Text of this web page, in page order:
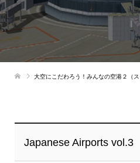
大空にこだわろう！みんなの空港２（ス
Japanese Airports vol.3